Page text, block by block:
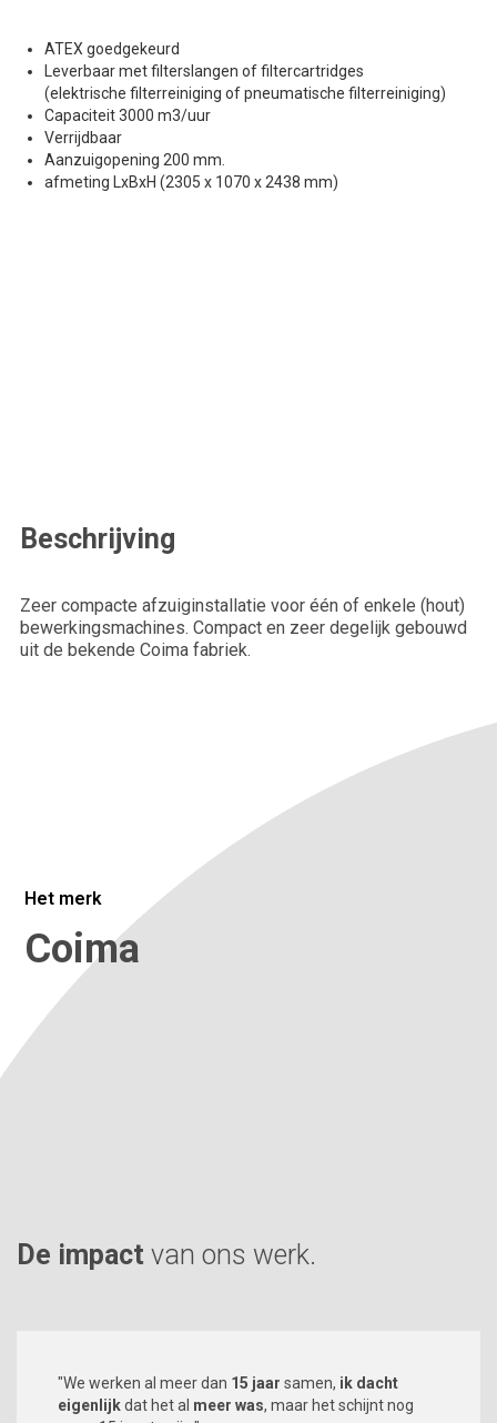
ATEX goedgekeurd
Leverbaar met filterslangen of filtercartridges
(elektrische filterreiniging of pneumatische filterreiniging)
Capaciteit 3000 m3/uur
Verrijdbaar
Aanzuigopening 200 mm.
afmeting LxBxH (2305 x 1070 x 2438 mm)
Achternaam*
Telefoonnummer*
Vertel ons meer over je situatie.
Beschrijving
Zeer compacte afzuiginstallatie voor één of enkele (hout)
bewerkingsmachines. Compact en zeer degelijk gebouwd
uit de bekende Coima fabriek.
Het merk
Coima
De impact van ons werk.
"We werken al meer dan 15 jaar samen, ik dacht
eigenlijkdat het al meer was, maar het schijnt nog